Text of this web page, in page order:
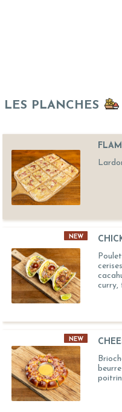
LES PLANCHES
NEW
curry,
NEW